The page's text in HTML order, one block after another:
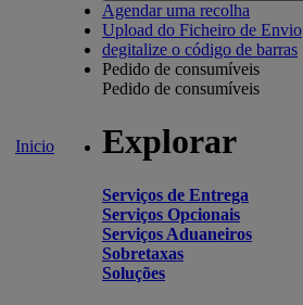
Inicio
Agendar uma recolha
Upload do Ficheiro de Envio
degitalize o código de barras
Pedido de consumíveis
Pedido de consumíveis
Explorar
Serviços de Entrega
Serviços Opcionais
Serviços Aduaneiros
Sobretaxas
Soluções